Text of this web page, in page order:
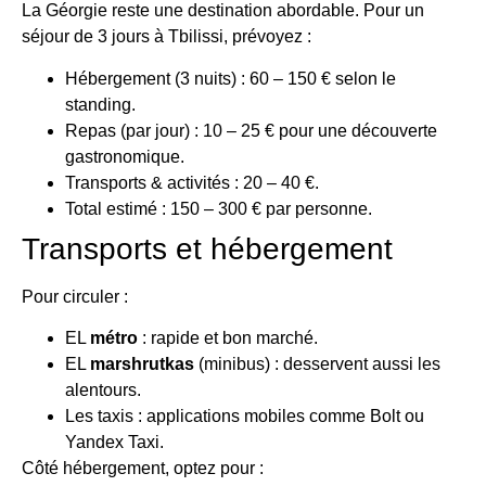
La Géorgie reste une destination abordable. Pour un
séjour de 3 jours à Tbilissi, prévoyez :
Hébergement (3 nuits) : 60 – 150 € selon le
standing.
Repas (par jour) : 10 – 25 € pour une découverte
gastronomique.
Transports & activités : 20 – 40 €.
Total estimé : 150 – 300 € par personne.
Transports et hébergement
Pour circuler :
EL métro : rapide et bon marché.
EL marshrutkas (minibus) : desservent aussi les
alentours.
Les taxis : applications mobiles comme Bolt ou
Yandex Taxi.
Côté hébergement, optez pour :